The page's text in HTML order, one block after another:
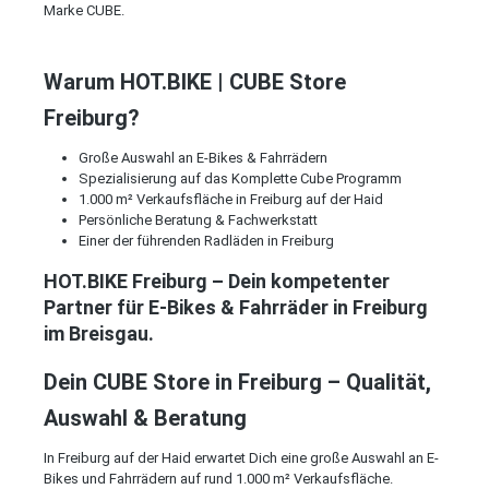
Marke CUBE.
Warum HOT.BIKE | CUBE Store
Freiburg?
Große Auswahl an E-Bikes & Fahrrädern
Spezialisierung auf das Komplette Cube Programm
1.000 m² Verkaufsfläche in Freiburg auf der Haid
Persönliche Beratung & Fachwerkstatt
Einer der führenden Radläden in Freiburg
HOT.BIKE Freiburg – Dein kompetenter
Partner für E-Bikes & Fahrräder in Freiburg
im Breisgau.
Dein CUBE Store in Freiburg – Qualität,
Auswahl & Beratung
In Freiburg auf der Haid erwartet Dich eine große Auswahl an E-
Bikes und Fahrrädern auf rund 1.000 m² Verkaufsfläche.